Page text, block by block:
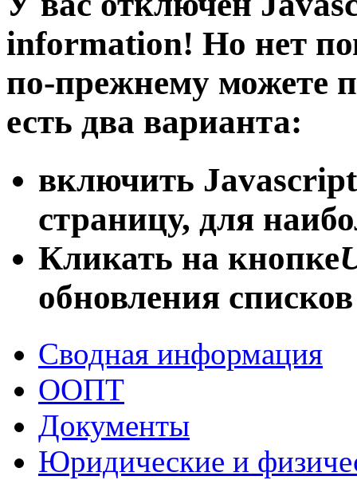
information! Но нет
по-прежнему можете
есть два варианта:
включить Javascript
страницу, для
Кликать на кнопке
обновления
Сводная информация
ООПТ
Документы
Юридические и